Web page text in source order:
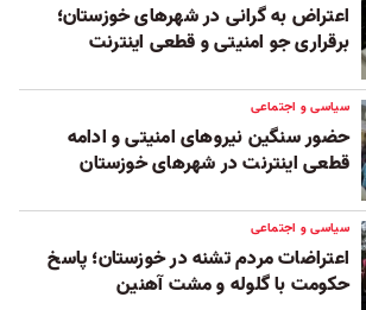
اعتراض‌ به گرانی در شهرهای خوزستان؛
برقراری جو امنیتی و قطعی اینترنت
سیاسی و اجتماعی
حضور سنگین نیروهای امنیتی و ادامه
قطعی اینترنت در شهرهای خوزستان
سیاسی و اجتماعی
اعتراضات مردم تشنه در خوزستان؛ پاسخ
حکومت با گلوله و مشت آهنین